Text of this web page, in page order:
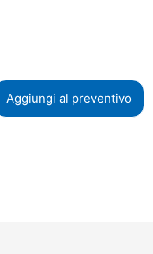
Aggiungi al preventivo